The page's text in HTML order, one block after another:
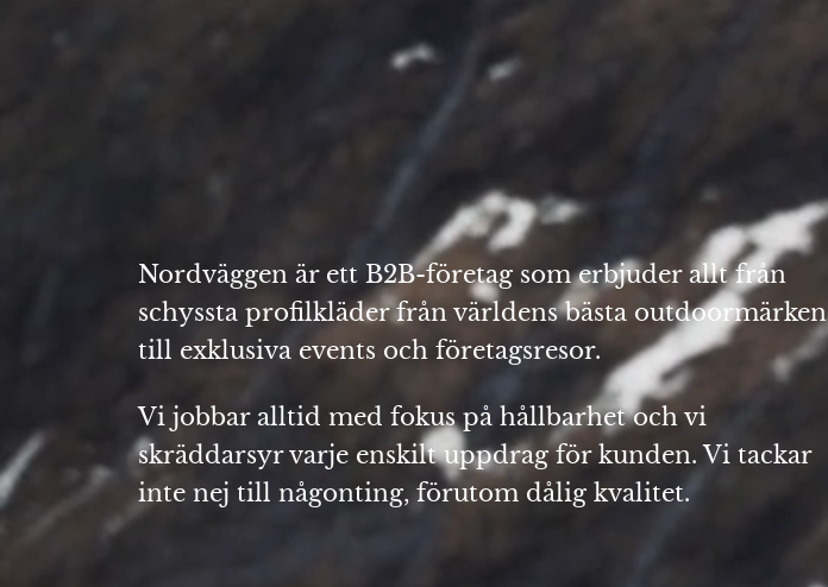
Nordväggen är ett B2B-företag som erbjuder allt från
schyssta profilkläder från världens bästa outdoormärken
till exklusiva events och företagsresor.
Vi jobbar alltid med fokus på hållbarhet och vi
skräddarsyr varje enskilt uppdrag för kunden. Vi tackar
inte nej till någonting, förutom dålig kvalitet.